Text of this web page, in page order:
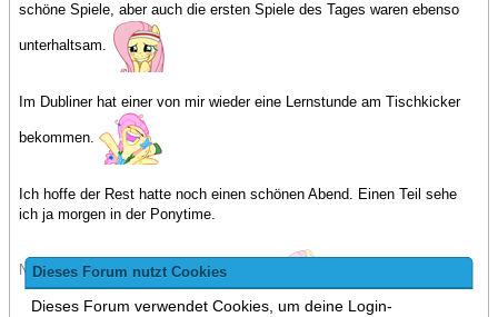
Dieses Forum nutzt Cookies
Dieses Forum verwendet Cookies, um deine Login-
schöne Spiele, aber auch die ersten Spiele des Tages waren ebenso
unterhaltsam.
Im Dubliner hat einer von mir wieder eine Lernstunde am Tischkicker
bekommen.
Ich hoffe der Rest hatte noch einen schönen Abend. Einen Teil sehe
ich ja morgen in der Ponytime.
Nun wünsche ich noch eine gute Nacht.